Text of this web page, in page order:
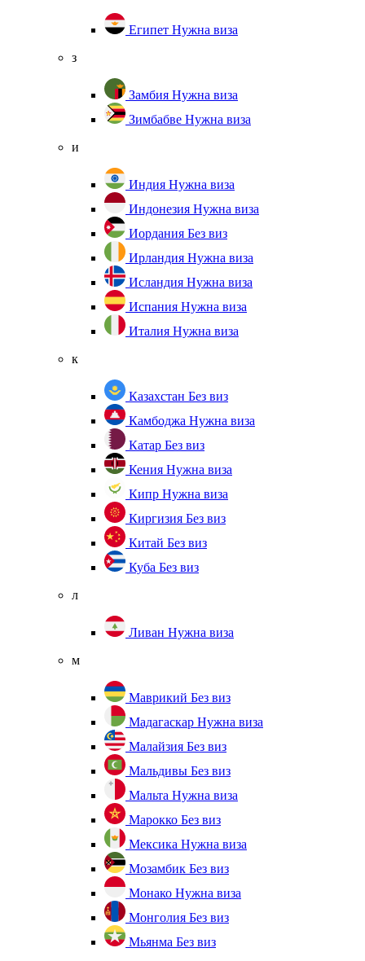
Египет Нужна виза
з
Замбия Нужна виза
Зимбабве Нужна виза
и
Индия Нужна виза
Индонезия Нужна виза
Иордания Без виз
Ирландия Нужна виза
Исландия Нужна виза
Испания Нужна виза
Италия Нужна виза
к
Казахстан Без виз
Камбоджа Нужна виза
Катар Без виз
Кения Нужна виза
Кипр Нужна виза
Киргизия Без виз
Китай Без виз
Куба Без виз
л
Ливан Нужна виза
м
Маврикий Без виз
Мадагаскар Нужна виза
Малайзия Без виз
Мальдивы Без виз
Мальта Нужна виза
Марокко Без виз
Мексика Нужна виза
Мозамбик Без виз
Монако Нужна виза
Монголия Без виз
Мьянма Без виз